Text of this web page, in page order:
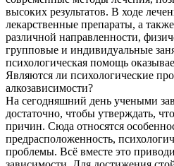
высоких результатов. В ходе
лекарственные препараты, а
различной направленности,
групповые и индивидуальные
психологическая помощь
Являются ли психологические
алкозависимости?
На сегодняшний день учеными
достаточно, чтобы утверждать,
причин. Сюда относятся
предрасположенность,
проблемы. Всё вместе это